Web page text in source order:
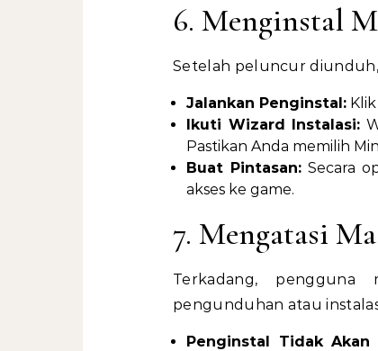
6. Menginstal
Setelah peluncur
Jalankan Penginstal:
Ikuti Wizard Instalasi:
Pastikan Anda memilih
Buat Pintasan:Secara
akses ke game.
7. Mengatasi
Terkadang, pengguna
pengunduhan atau
Penginstal Tidak Akan